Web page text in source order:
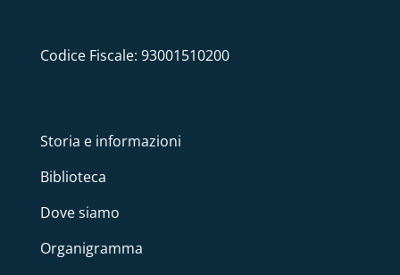
Codice Fiscale: 93001510200
Storia e informazioni
Biblioteca
Dove siamo
Organigramma